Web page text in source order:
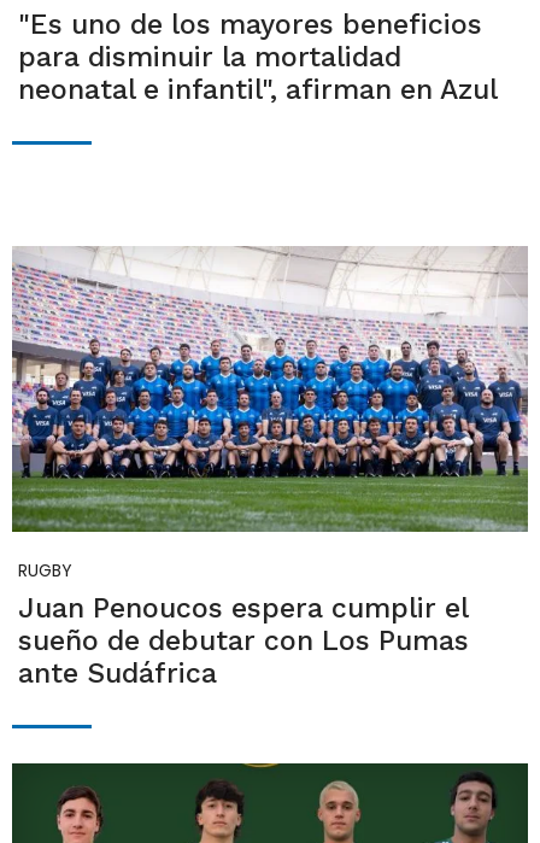
"Es uno de los mayores beneficios
para disminuir la mortalidad
neonatal e infantil", afirman en Azul
RUGBY
Juan Penoucos espera cumplir el
sueño de debutar con Los Pumas
ante Sudáfrica